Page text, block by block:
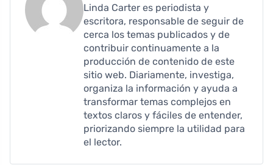
Linda Carter es periodista y
escritora, responsable de seguir de
cerca los temas publicados y de
contribuir continuamente a la
producción de contenido de este
sitio web. Diariamente, investiga,
organiza la información y ayuda a
transformar temas complejos en
textos claros y fáciles de entender,
priorizando siempre la utilidad para
el lector.